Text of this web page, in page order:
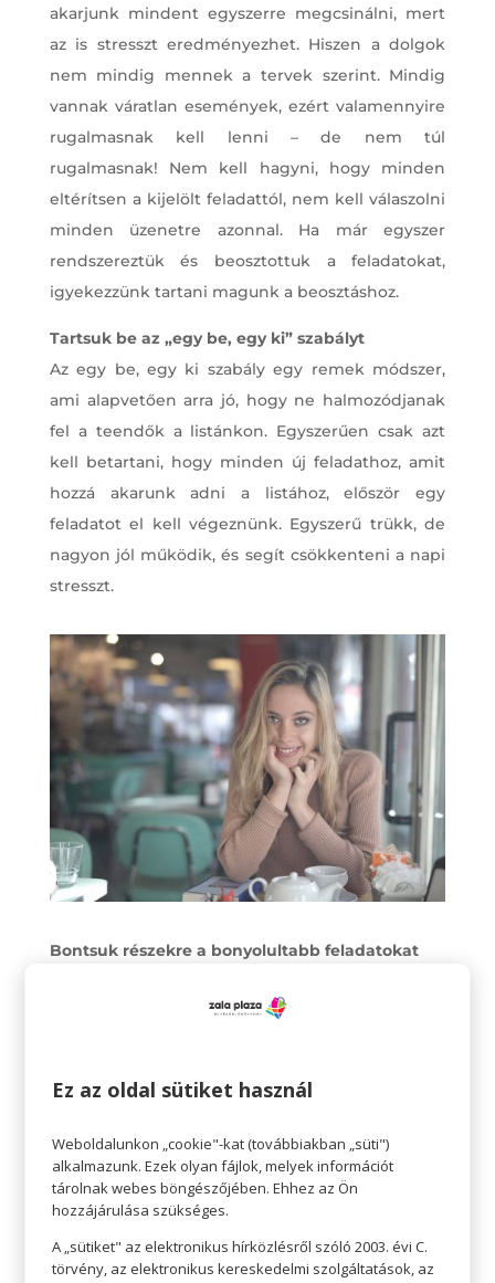
akarjunk mindent egyszerre megcsinálni, mert
az is stresszt eredményezhet. Hiszen a dolgok
nem mindig mennek a tervek szerint. Mindig
vannak váratlan események, ezért valamennyire
rugalmasnak kell lenni – de nem túl
rugalmasnak! Nem kell hagyni, hogy minden
eltérítsen a kijelölt feladattól, nem kell válaszolni
minden üzenetre azonnal. Ha már egyszer
rendszereztük és beosztottuk a feladatokat,
igyekezzünk tartani magunk a beosztáshoz.
Tartsuk be az „egy be, egy ki” szabályt
Az egy be, egy ki szabály egy remek módszer,
ami alapvetően arra jó, hogy ne halmozódjanak
fel a teendők a listánkon. Egyszerűen csak azt
kell betartani, hogy minden új feladathoz, amit
hozzá akarunk adni a listához, először egy
feladatot el kell végeznünk. Egyszerű trükk, de
nagyon jól működik, és segít csökkenteni a napi
stresszt.
Bontsuk részekre a bonyolultabb feladatokat
projektekkel, amik túl bonyolultak ahhoz, hogy
egy ijesztő, bonyolult feladat sok kisebbé
osztódik, sokkal könnyebb az összpontosítás és
gyorsabban lehet végezni.
Szabjunk határokat – legyen az időgazdálkodás
hatékony
Ez az oldal sütiket használ
Weboldalunkon „cookie"-kat (továbbiakban „süti")
alkalmazunk. Ezek olyan fájlok, melyek információt
tárolnak webes böngészőjében. Ehhez az Ön
hozzájárulása szükséges.
A „sütiket" az elektronikus hírközlésről szóló 2003. évi C.
törvény, az elektronikus kereskedelmi szolgáltatások, az